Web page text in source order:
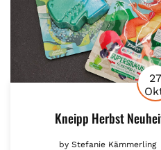
27
Kneipp Herbst
byStefanie Kämmerling